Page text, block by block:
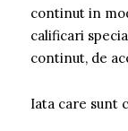
continut in
calificari
continut, de
Iata care sunt